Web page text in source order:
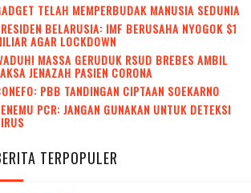
TELAH MEMPERBUDAK MANUSIA SEDUNIA
BELARUSIA: IMF BERUSAHA NYOGOK $1
AGAR LOCKDOWN
MASSA GERUDUK RSUD BREBES AMBIL
JENAZAH PASIEN CORONA
PBB TANDINGAN CIPTAAN SOEKARNO
PCR: JANGAN GUNAKAN UNTUK DETEKSI
TERPOPULER